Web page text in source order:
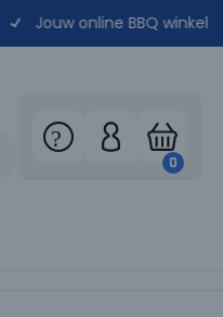
Jouw online BBQ winkel
0